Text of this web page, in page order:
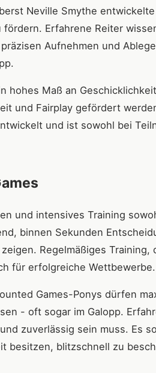
Neville Smythe
Erfahrene Reiter
Aufnehmen und
hohes Maß an
und Fairplay gefördert
und ist sowohl bei
und intensives Training
binnen Sekunden
Regelmäßiges
für erfolgreiche Wettbewerbe.
Games-Ponys dürfen
- oft sogar im Galopp.
zuverlässig sein muss. Es
besitzen, blitzschnell zu